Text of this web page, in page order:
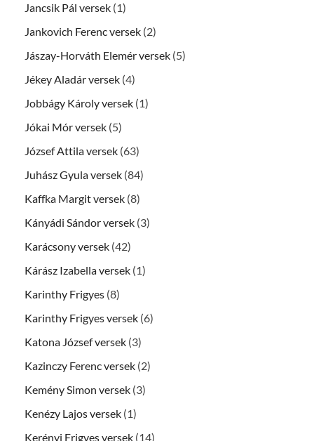
Jancsik Pál versek (1)
Jankovich Ferenc versek (2)
Jászay-Horváth Elemér versek (5)
Jékey Aladár versek (4)
Jobbágy Károly versek (1)
Jókai Mór versek (5)
József Attila versek (63)
Juhász Gyula versek (84)
Kaffka Margit versek (8)
Kányádi Sándor versek (3)
Karácsony versek (42)
Kárász Izabella versek (1)
Karinthy Frigyes (8)
Karinthy Frigyes versek (6)
Katona József versek (3)
Kazinczy Ferenc versek (2)
Kemény Simon versek (3)
Kenézy Lajos versek (1)
Kerényi Frigyes versek (14)